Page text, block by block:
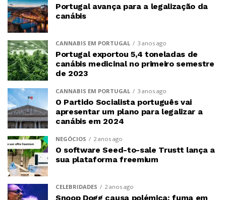
Portugal avança para a legalização da
canábis
CANNABIS EM PORTUGAL 3 anos ago
Portugal exportou 5,4 toneladas de
canábis medicinal no primeiro semestre
de 2023
CANNABIS EM PORTUGAL 3 anos ago
O Partido Socialista português vai
apresentar um plano para legalizar a
canábis em 2024
NEGÓCIOS 2 anos ago
O software Seed-to-sale Trustt lança a
sua plataforma freemium
CELEBRIDADES 2 anos ago
Snoop Dogg causa polémica: fuma em